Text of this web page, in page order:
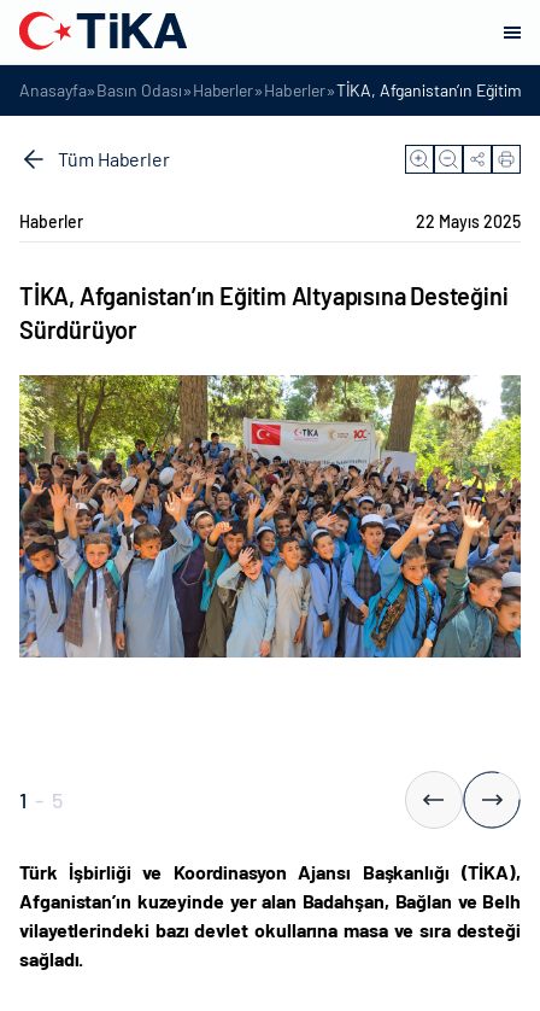
Anasayfa»Basın Odası»Haberler»Haberler»TİKA, Afganistan’ın Eğitim
Tüm Haberler
Haberler 22 Mayıs 2025
TİKA, Afganistan’ın Eğitim Altyapısına Desteğini
Sürdürüyor
1 - 5
Türk İşbirliği ve Koordinasyon Ajansı Başkanlığı (TİKA),
Afganistan’ın kuzeyinde yer alan Badahşan, Bağlan ve Belh
vilayetlerindeki bazı devlet okullarına masa ve sıra desteği
sağladı.